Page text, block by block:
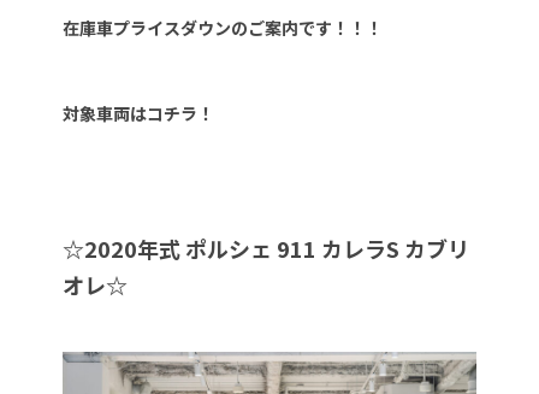
在庫車プライスダウンのご案内です！！！
対象車両はコチラ！
☆2020年式 ポルシェ 911 カレラS カブリ
オレ☆